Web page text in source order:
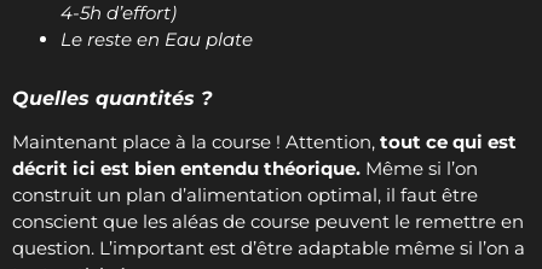
4-5h d’effort)
Le reste en Eau plate
Quelles quantités ?
Maintenant place à la course ! Attention, tout ce qui est
décrit ici est bien entendu théorique. Même si l’on
construit un plan d’alimentation optimal, il faut être
conscient que les aléas de course peuvent le remettre en
question. L’important est d’être adaptable même si l’on a